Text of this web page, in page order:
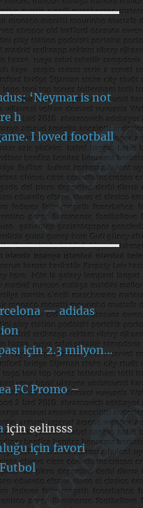
‘Neymar is not
h
I loved football
— adidas
için 2.3 milyon…
FC Promo –
içinselinsss
için favori